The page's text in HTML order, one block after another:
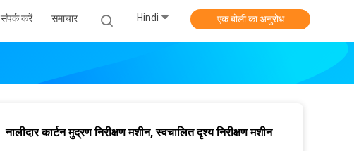
संपर्क करें समाचार Hindi एक बोली का अनुरोध
नालीदार कार्टन मुद्रण निरीक्षण मशीन, स्वचालित दृश्य निरीक्षण मशीन